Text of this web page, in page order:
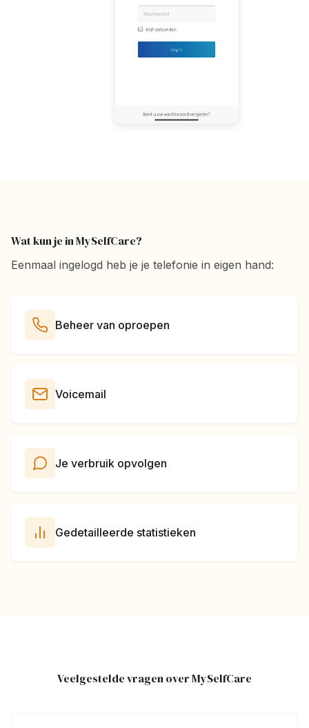
Wat kun je in MySelfCare?
Eenmaal ingelogd heb je je telefonie in eigen hand:
Beheer van oproepen
Voicemail
Je verbruik opvolgen
Gedetailleerde statistieken
Veelgestelde vragen over MySelfCare